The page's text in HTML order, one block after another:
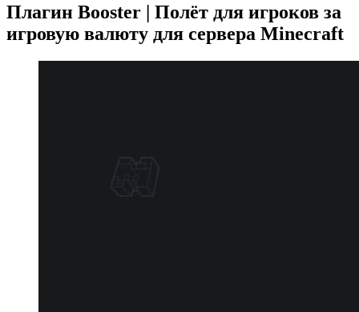
Плагин Booster | Полёт для игроков за
игровую валюту для сервера Minecraft